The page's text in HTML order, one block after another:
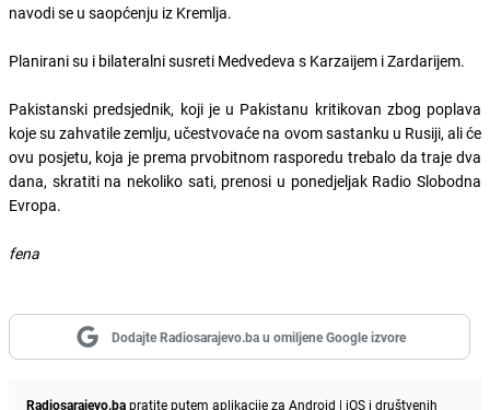
navodi se u saopćenju iz Kremlja.
Planirani su i bilateralni susreti Medvedeva s Karzaijem i Zardarijem.
Pakistanski predsjednik, koji je u Pakistanu kritikovan zbog poplava
koje su zahvatile zemlju, učestvovaće na ovom sastanku u Rusiji, ali će
ovu posjetu, koja je prema prvobitnom rasporedu trebalo da traje dva
dana, skratiti na nekoliko sati, prenosi u ponedjeljak Radio Slobodna
Evropa.
fena
Dodajte Radiosarajevo.ba u omiljene Google izvore
Radiosarajevo.bapratite putem aplikacije za Android | iOS i društvenih